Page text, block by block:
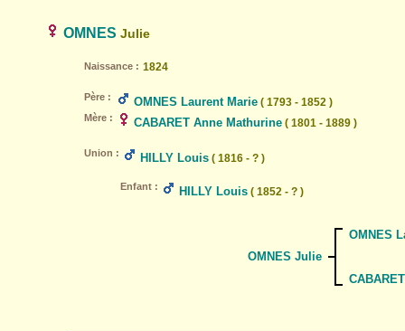
OMNES Julie
Naissance : 1824
Père : OMNES Laurent Marie ( 1793 - 1852 )
Mère : CABARET Anne Mathurine ( 1801 - 1889 )
Union : HILLY Louis ( 1816 - ? )
Enfant : HILLY Louis ( 1852 - ? )
OMNES Julie
OMNES